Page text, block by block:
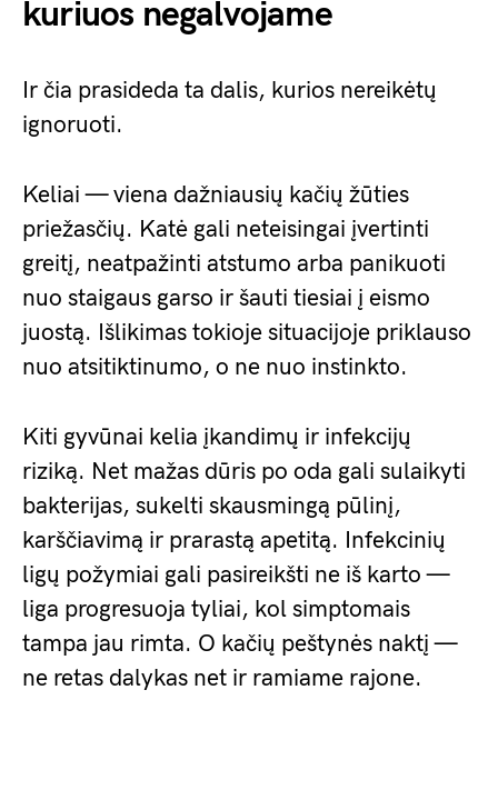
kuriuos negalvojame
Ir čia prasideda ta dalis, kurios nereikėtų
ignoruoti.
Keliai — viena dažniausių kačių žūties
priežasčių. Katė gali neteisingai įvertinti
greitį, neatpažinti atstumo arba panikuoti
nuo staigaus garso ir šauti tiesiai į eismo
juostą. Išlikimas tokioje situacijoje priklauso
nuo atsitiktinumo, o ne nuo instinkto.
Kiti gyvūnai kelia įkandimų ir infekcijų
riziką. Net mažas dūris po oda gali sulaikyti
bakterijas, sukelti skausmingą pūlinį,
karščiavimą ir prarastą apetitą. Infekcinių
ligų požymiai gali pasireikšti ne iš karto —
liga progresuoja tyliai, kol simptomais
tampa jau rimta. O kačių peštynės naktį —
ne retas dalykas net ir ramiame rajone.